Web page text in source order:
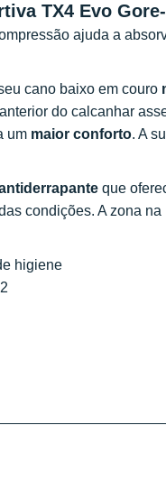
TX4 Evo
ajuda a
cano baixo em couro
do calcanhar
um maior conforto. A
que
condições. A zona
higiene